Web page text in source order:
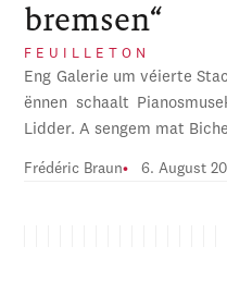
bremsen“
FEUILLETON
Eng Galerie um véierte
ënnen schaalt
Lidder. A sengem mat
Frédéric Braun 6. August